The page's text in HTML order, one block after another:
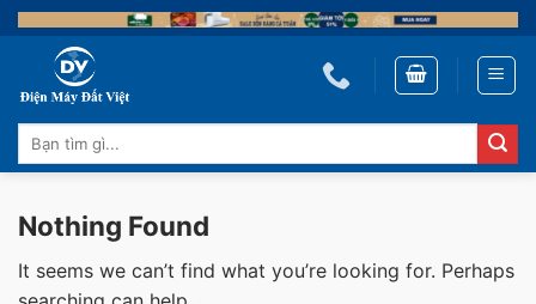
Skip
to
content
Tìm
kiếm:
Nothing Found
It seems we can’t find what you’re looking for. Perhaps